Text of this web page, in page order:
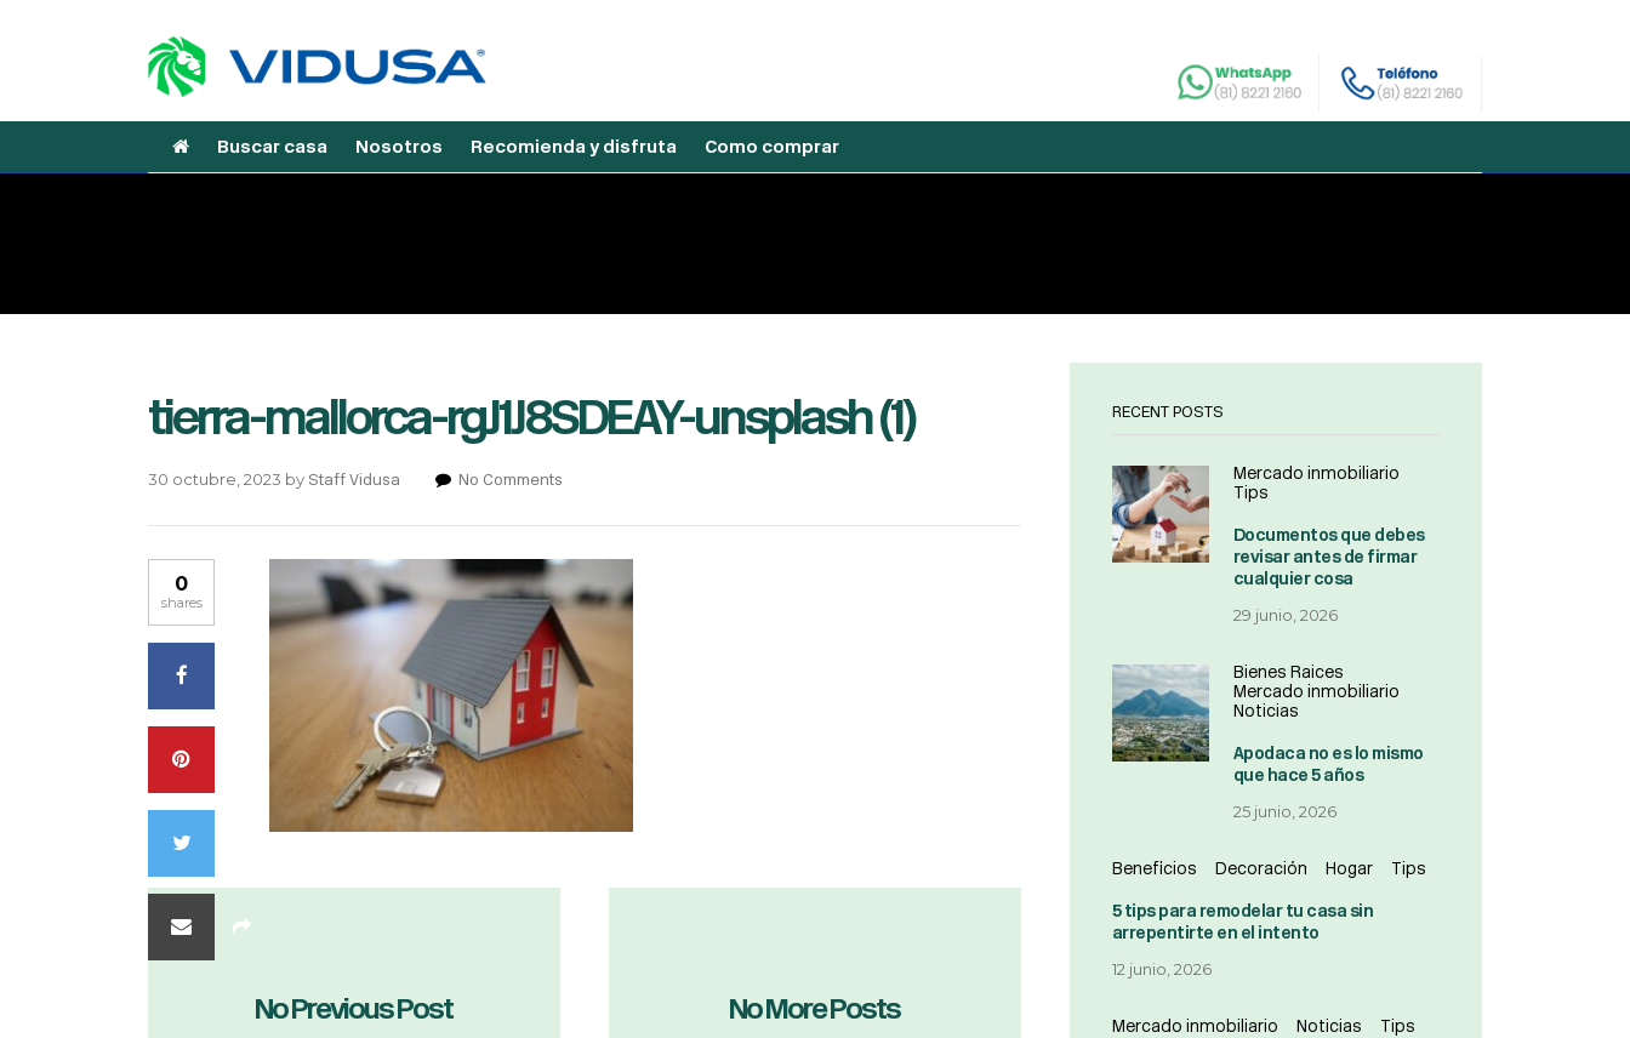
Buscar casa Nosotros Recomienda y disfruta Como comprar
tierra-mallorca-rgJ1J8SDEAY-unsplash (1)
30 octubre, 2023 by Staff Vidusa No Comments
0
shares
No Previous Post No More Posts
RECENT POSTS
Mercado inmobiliario
Tips
Documentos que debes
revisar antes de firmar
cualquier cosa
29 junio, 2026
Bienes Raices
Mercado inmobiliario
Noticias
Apodaca no es lo mismo
que hace 5 años
25 junio, 2026
Beneficios Decoración Hogar Tips
5 tips para remodelar tu casa sin
arrepentirte en el intento
12 junio, 2026
Mercado inmobiliario Noticias Tips